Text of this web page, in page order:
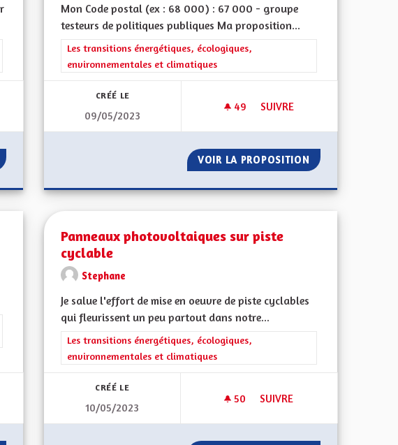
écologiques, environnementales et climatiques
DANS LES ÉNERGIES
AUTONOMIE DANS LES ÉNERGIES
Mon Code postal (ex : 68 000) : 67 000 - groupe
testeurs de politiques publiques Ma proposition...
Filtrer les résultats de la catégorie : Les transitions énergétiques,
Les transitions énergétiques, écologiques,
environnementales et climatiques
CRÉÉ LE
09/05/2023
49 49 ABONNÉS
SUIVRE
VOIR LA PROPOSITION
écologiques, environnementales et climatiques
À LA CAMPAGNE
Panneaux photovoltaiques sur piste
cyclable
Stephane
Je salue l'effort de mise en oeuvre de piste cyclables
qui fleurissent un peu partout dans notre...
Filtrer les résultats de la catégorie : Les transitions énergétiques,
Les transitions énergétiques, écologiques,
environnementales et climatiques
CRÉÉ LE
10/05/2023
50 50 ABONNÉS
SUIVRE